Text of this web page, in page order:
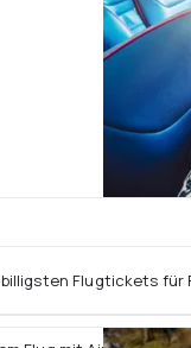
Flugtickets für